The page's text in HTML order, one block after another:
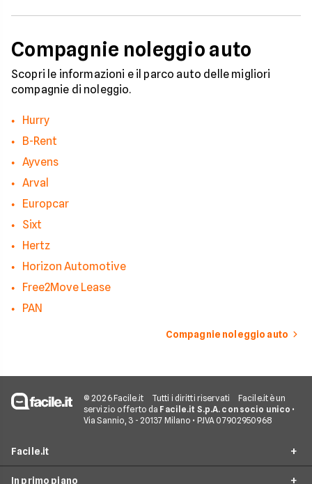
Compagnie noleggio auto
Scopri le informazioni e il parco auto delle migliori
compagnie di noleggio.
Hurry
B-Rent
Ayvens
Arval
Europcar
Sixt
Hertz
Horizon Automotive
Free2Move Lease
PAN
Compagnie noleggio auto
© 2026 Facile.it Tutti i diritti riservati
Facile.it è un
servizio offerto da Facile.it S.p.A. con socio unico •
Via Sannio, 3 - 20137 Milano • P.IVA 07902950968
Facile.it
In primo piano